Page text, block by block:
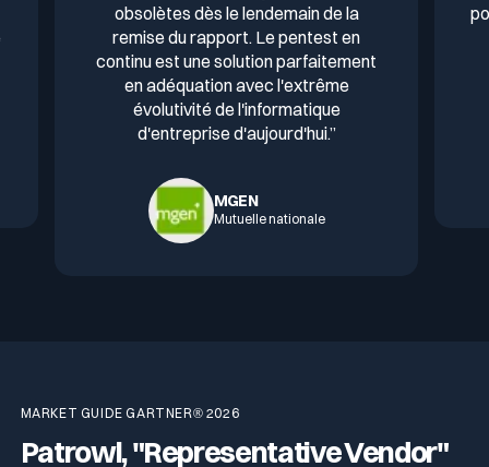
obsolètes dès le lendemain de la
remise du rapport. Le pentest en
continu est une solution parfaitement
en adéquation avec l'extrême
évolutivité de l'informatique
d'entreprise d'aujourd'hui.”
MGEN
Mutuelle nationale
MARKET GUIDE GARTNER® 2026
Patrowl, "Representative Vendor"